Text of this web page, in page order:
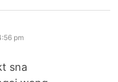
pm
sna